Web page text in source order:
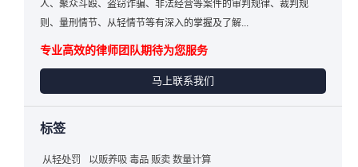
人、聚众斗殴、盗窃诈骗、非法经营等案件的审判规律、裁判规
则、量刑情节、从轻情节等有深入的掌握及了解...
专业高效的律师团队期待为您服务
马上联系我们
标签
从轻处罚 以贩养吸 毒品 贩卖 数量计算